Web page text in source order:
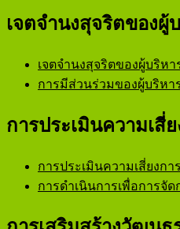
เจตจำนงสุจริตของผู้
เจตจำนงสุจริตของผู้บริหา
การมีส่วนร่วมของผู้บริหา
การประเมินความเสี่
การประเมินความเสี่ยงกา
การดำเนินการเพื่อการจั